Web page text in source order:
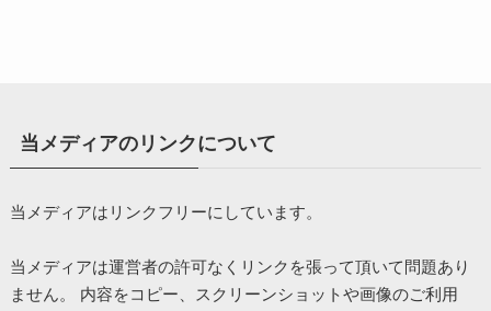
当メディアのリンクについて
当メディアはリンクフリーにしています。
当メディアは運営者の許可なくリンクを張って頂いて問題あり
ません。 内容をコピー、スクリーンショットや画像のご利用